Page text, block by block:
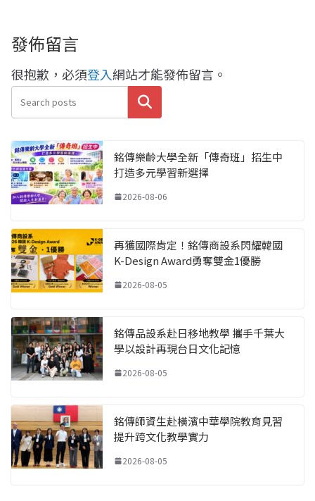
發佈留言
很抱歉，必須登入網站才能發佈留言。
搜尋
銘傳樂齡大學全新「傳奇班」招生中
打造多元學習新選擇
2026-08-06
再獲國際肯定！銘傳商設系閃耀韓國
K-Design Award勇奪雙金1優勝
2026-08-05
銘傳品設系赴日移地教學 攜手千葉大
學以設計再現台日文化記憶
2026-08-05
銘傳師資生赴橫濱中華學院教育見習
提升跨文化教學實力
2026-08-05